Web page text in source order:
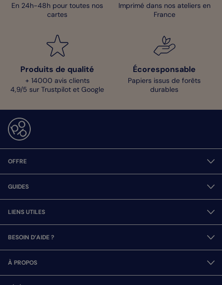
En 24h-48h pour toutes nos
cartes
Imprimé dans nos ateliers en
France
Produits de qualité
+ 14000 avis clients
4,9/5 sur Trustpilot et Google
Écoresponsable
Papiers issus de forêts
durables
OFFRE
GUIDES
LIENS UTILES
BESOIN D’AIDE ?
À PROPOS